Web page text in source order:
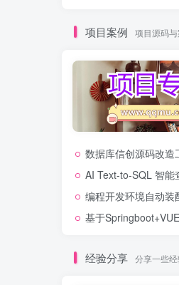
项目案例 项目源码
数据库信创源码改造
AI Text-to-SQL 智能
编程开发环境自动
基于
经验分享 分享一些